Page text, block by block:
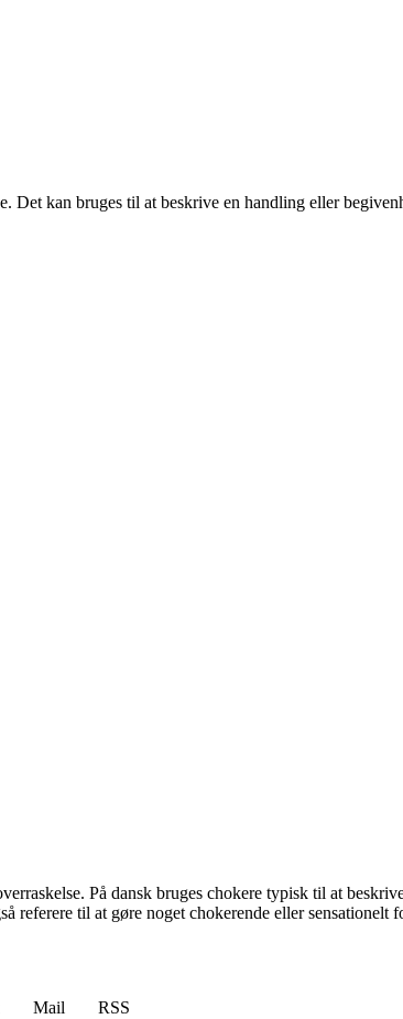
kan bruges til at beskrive en handling eller
På dansk bruges chokere typisk til at
referere til at gøre noget chokerende eller
Mail
RSS